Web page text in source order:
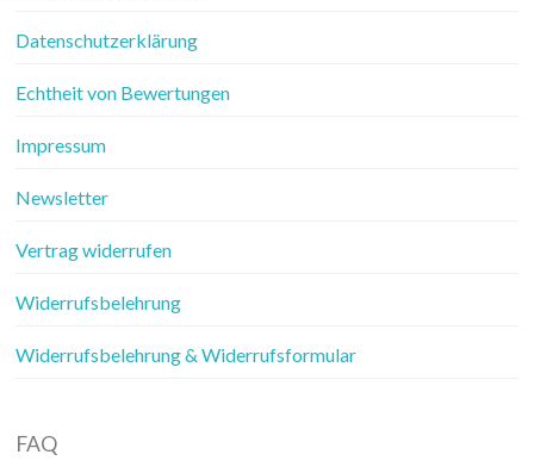
Datenschutzerklärung
Echtheit von Bewertungen
Impressum
Newsletter
Vertrag widerrufen
Widerrufsbelehrung
Widerrufsbelehrung & Widerrufsformular
FAQ